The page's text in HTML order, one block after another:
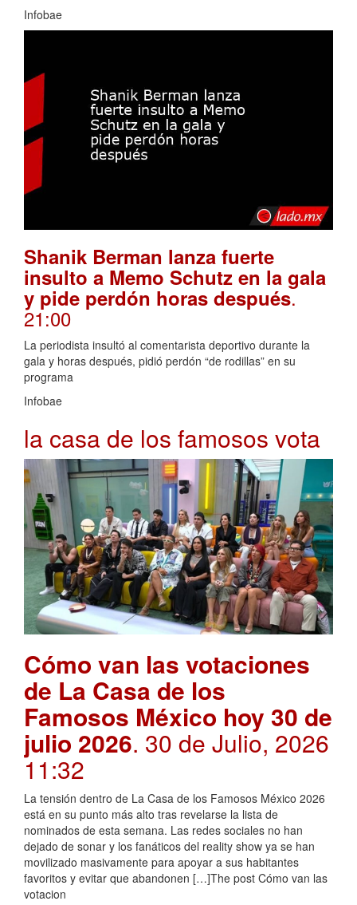
Infobae
Shanik Berman lanza fuerte
insulto a Memo Schutz en la gala
y pide perdón horas después.
21:00
La periodista insultó al comentarista deportivo durante la
gala y horas después, pidió perdón “de rodillas” en su
programa
Infobae
la casa de los famosos vota
Cómo van las votaciones
de La Casa de los
Famosos México hoy 30 de
julio 2026. 30 de Julio, 2026
11:32
La tensión dentro de La Casa de los Famosos México 2026
está en su punto más alto tras revelarse la lista de
nominados de esta semana. Las redes sociales no han
dejado de sonar y los fanáticos del reality show ya se han
movilizado masivamente para apoyar a sus habitantes
favoritos y evitar que abandonen […]The post Cómo van las
votacion